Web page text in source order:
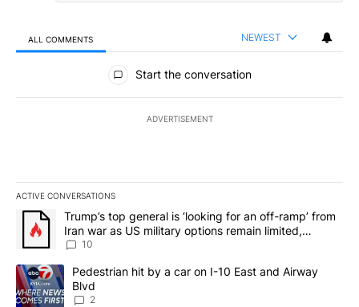
ALL COMMENTS NEWEST
All Comments
Start the conversation
ADVERTISEMENT
ACTIVE CONVERSATIONS
The following is a list of the most commented articles in the last
A trending article titled "Trump’s top general is ‘looking for an
Trump’s top general is ‘looking for an off-ramp’ from
Iran war as US military options remain limited,
sources say
10
A trending article titled "Pedestrian hit by a car on I-10 East and
Pedestrian hit by a car on I-10 East and Airway
Blvd
2